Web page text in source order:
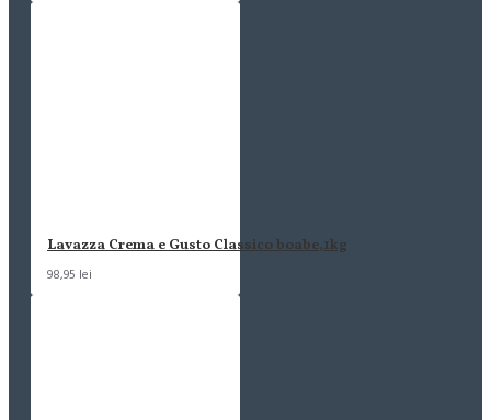
Lavazza Crema e Gusto Classico boabe,1kg
98,95 lei